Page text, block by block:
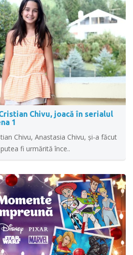
Chivu, joacă în serialul
1
Chivu, Anastasia Chivu, şi-a făcut
fi urmărită înce..